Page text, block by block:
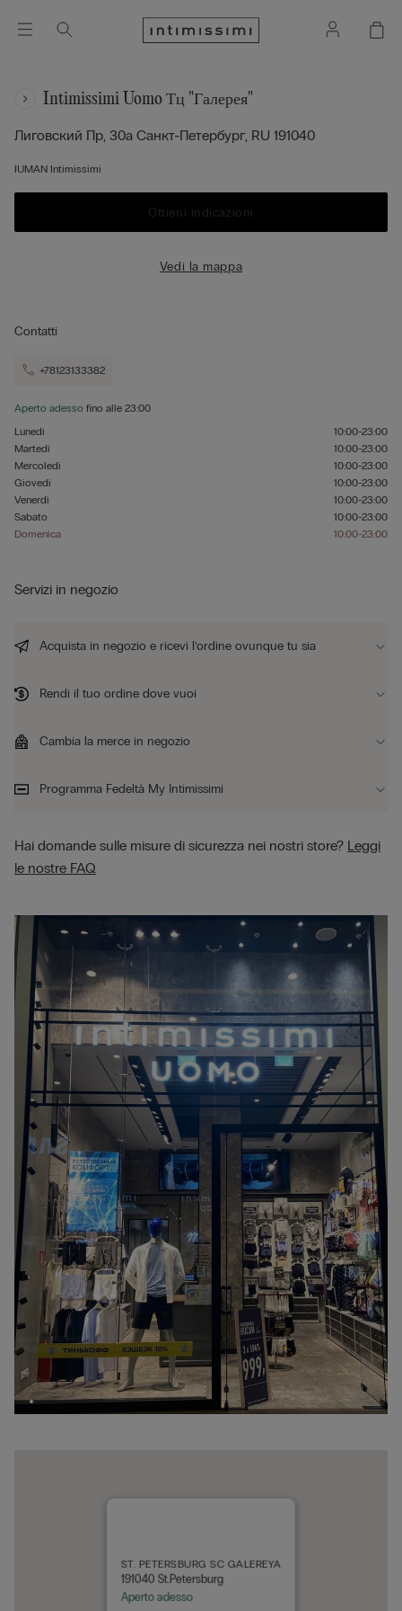
Intimissimi Uomo Тц "галерея"
Лиговский Пр, 30а Санкт-Петербург, RU 191040
IUMAN Intimissimi
Ottieni indicazioni
Vedi la mappa
Contatti
+78123133382
Aperto adesso fino alle 23:00
Lunedì
10:00-23:00
Martedì
10:00-23:00
Mercoledì
10:00-23:00
Giovedì
10:00-23:00
Venerdì
10:00-23:00
Sabato
10:00-23:00
Domenica
10:00-23:00
ST. PETERSBURG SC GALEREYA
191040 St.Petersburg
Aperto adesso
Servizi in negozio
Acquista in negozio e ricevi l’ordine ovunque tu sia
Rendi il tuo ordine dove vuoi
Cambia la merce in negozio
Programma Fedeltà My Intimissimi
Hai domande sulle misure di sicurezza nei nostri store? Leggi
le nostre FAQ